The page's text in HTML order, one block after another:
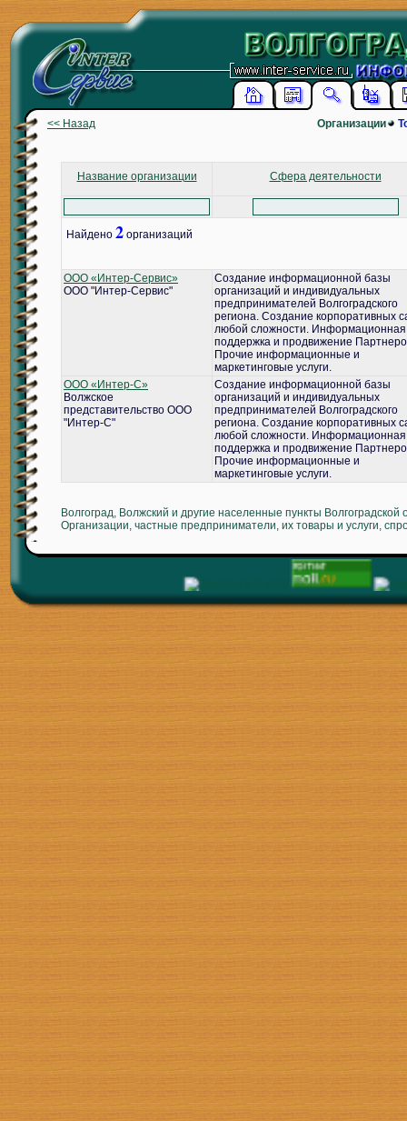
<< Назад Организации
Название организации Сфера деятельности
Найдено 2 организаций
ООО «Интер-Сервис»
ООО "Интер-Сервис"
Создание информационной базы
организаций и индивидуальных
предпринимателей Волгоградского
региона. Создание корпоративных
любой сложности. Информационная
поддержка и продвижение
Прочие информационные и
маркетинговые услуги.
ООО «Интер-С»
Волжское
представительство ООО
"Интер-С"
Создание информационной базы
организаций и индивидуальных
предпринимателей Волгоградского
региона. Создание корпоративных
любой сложности. Информационная
поддержка и продвижение
Прочие информационные и
маркетинговые услуги.
Волгоград, Волжский и другие населенные пункты Волгоградской
Организации, частные предприниматели, их товары и услуги,